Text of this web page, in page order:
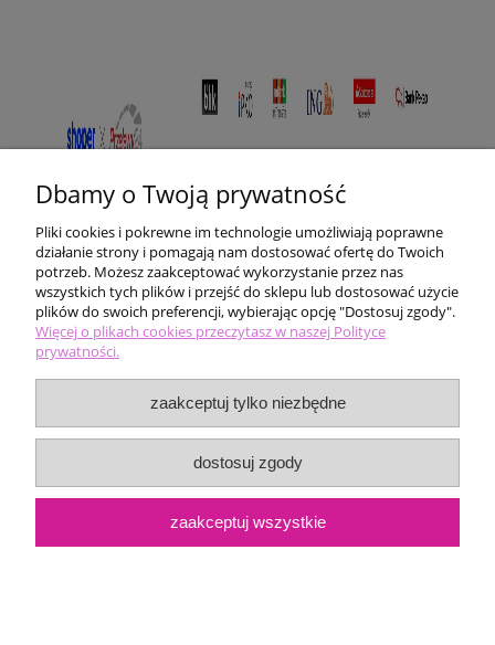
Pomoc
Moje konto
Płatności i dostawa
Informacje
Dbamy o Twoją prywatność
Pliki cookies i pokrewne im technologie umożliwiają poprawne
działanie strony i pomagają nam dostosować ofertę do Twoich
potrzeb. Możesz zaakceptować wykorzystanie przez nas
wszystkich tych plików i przejść do sklepu lub dostosować użycie
plików do swoich preferencji, wybierając opcję "Dostosuj zgody".
Więcej o plikach cookies przeczytasz w naszej Polityce
prywatności.
zaakceptuj tylko niezbędne
dostosuj zgody
zaakceptuj wszystkie